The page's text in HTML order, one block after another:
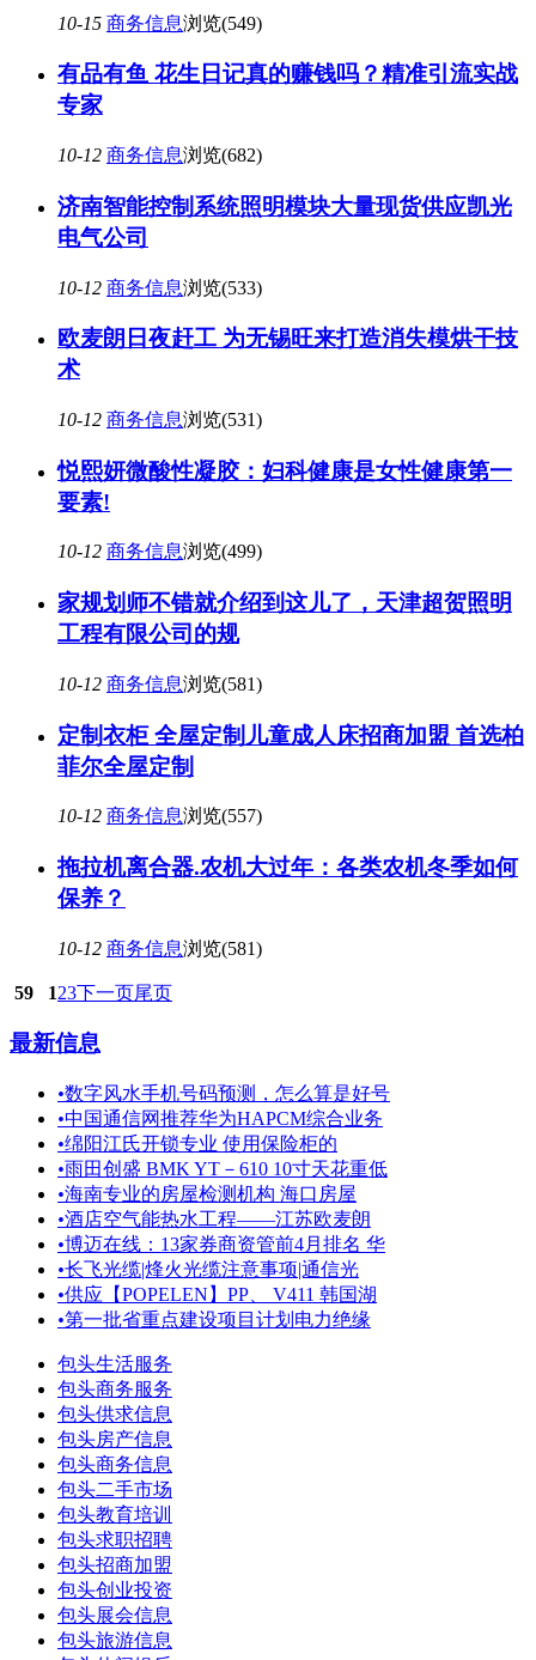
10-15 商务信息浏览(549)
有品有鱼 花生日记真的赚钱吗？精准引流实战
专家
10-12 商务信息浏览(682)
济南智能控制系统照明模块大量现货供应凯光
电气公司
10-12 商务信息浏览(533)
欧麦朗日夜赶工 为无锡旺来打造消失模烘干技
术
10-12 商务信息浏览(531)
悦熙妍微酸性凝胶：妇科健康是女性健康第一
要素!
10-12 商务信息浏览(499)
家规划师不错就介绍到这儿了，天津超贺照明
工程有限公司的规
10-12 商务信息浏览(581)
定制衣柜 全屋定制儿童成人床招商加盟 首选柏
菲尔全屋定制
10-12 商务信息浏览(557)
拖拉机离合器.农机大过年：各类农机冬季如何
保养？
10-12 商务信息浏览(581)
59 123下一页尾页
最新信息
•数字风水手机号码预测，怎么算是好号
•中国通信网推荐华为HAPCM综合业务
•绵阳江氏开锁专业 使用保险柜的
•雨田创盛 BMK YT－610 10寸天花重低
•海南专业的房屋检测机构 海口房屋
•酒店空气能热水工程——江苏欧麦朗
•博迈在线：13家券商资管前4月排名 华
•长飞光缆|烽火光缆注意事项|通信光
•供应【POPELEN】PP、 V411 韩国湖
•第一批省重点建设项目计划电力绝缘
包头生活服务
包头商务服务
包头供求信息
包头房产信息
包头商务信息
包头二手市场
包头教育培训
包头求职招聘
包头招商加盟
包头创业投资
包头展会信息
包头旅游信息